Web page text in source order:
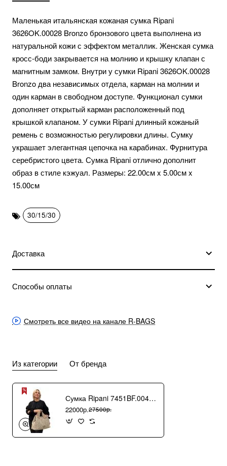
Маленькая итальянская кожаная сумка Ripani
3626OK.00028 Bronzo бронзового цвета выполнена из
натуральной кожи с эффектом металлик. Женская сумка
кросс-боди закрывается на молнию и крышку клапан с
магнитным замком. Внутри у сумки Ripani 3626OK.00028
Bronzo два независимых отдела, карман на молнии и
один карман в свободном доступе. Функционал сумки
дополняет открытый карман расположенный под
крышкой клапаном. У сумки Ripani длинный кожаный
ремень с возможностью регулировки длины. Сумку
украшает элегантная цепочка на карабинах. Фурнитура
серебристого цвета. Сумка Ripani отлично дополнит
образ в стиле кэжуал. Размеры: 22.00см x 5.00см x
15.00см
30/15/30
Доставка
Способы оплаты
Смотреть все видео на канале R-BAGS
Из категории От бренда
Сумка Ripani 7451BF.00406 Ecru/Sabbia
22000р.27500р.